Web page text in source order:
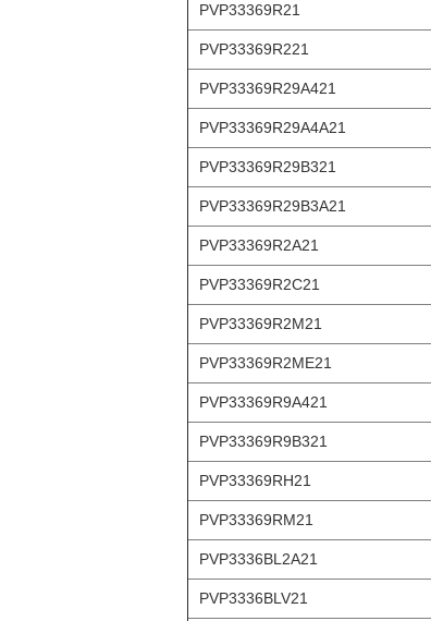
PVP33369R21
PVP33369R221
PVP33369R29A421
PVP33369R29A4A21
PVP33369R29B321
PVP33369R29B3A21
PVP33369R2A21
PVP33369R2C21
PVP33369R2M21
PVP33369R2ME21
PVP33369R9A421
PVP33369R9B321
PVP33369RH21
PVP33369RM21
PVP3336BL2A21
PVP3336BLV21